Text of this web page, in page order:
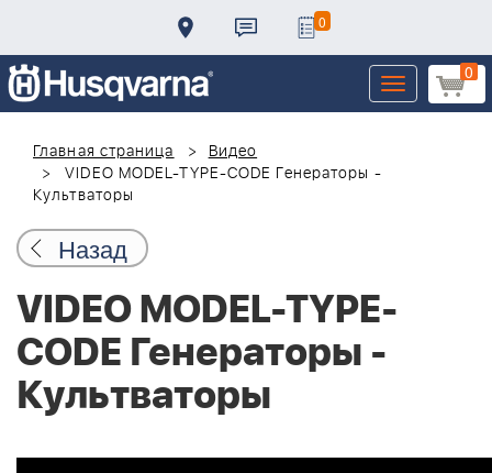
0
0
Toggle
navigation
Главная страница
Видео
VIDEO MODEL-TYPE-CODE Генераторы -
Культваторы
Назад
VIDEO MODEL-TYPE-
CODE Генераторы -
Культваторы